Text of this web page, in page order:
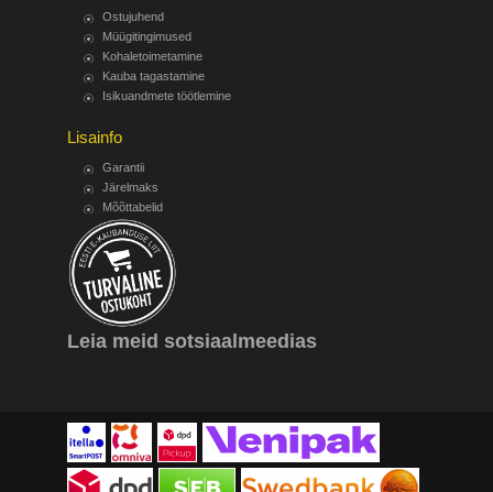
Ostujuhend
Müügitingimused
Kohaletoimetamine
Kauba tagastamine
Isikuandmete töötlemine
Lisainfo
Garantii
Järelmaks
Mõõttabelid
Leia meid sotsiaalmeedias